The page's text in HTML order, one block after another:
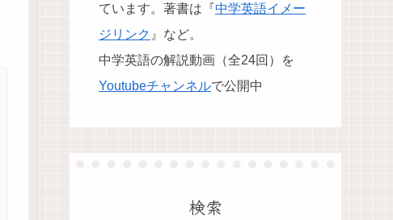
ています。 著書は『中学英語イメー
ジリンク 』など。
中学英語の解説動画（全24回）を
Youtubeチャンネルで公開中
検索